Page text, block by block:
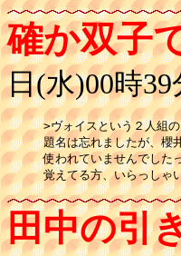
確か双子
日(水)00時39
>ヴォイスという２人組
題名は忘れましたが、櫻
使われていませんでした
覚えてる方、いらっしゃ
田中の引